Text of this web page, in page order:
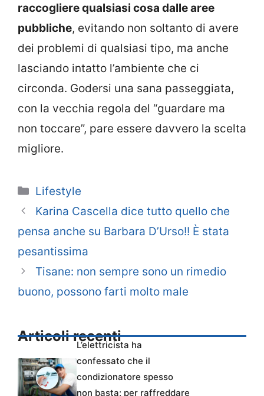
raccogliere qualsiasi cosa dalle aree
pubbliche, evitando non soltanto di avere
dei problemi di qualsiasi tipo, ma anche
lasciando intatto l’ambiente che ci
circonda. Godersi una sana passeggiata,
con la vecchia regola del “guardare ma
non toccare”, pare essere davvero la scelta
migliore.
Categorie
Lifestyle
Karina Cascella dice tutto quello che
pensa anche su Barbara D’Urso!! È stata
pesantissima
Tisane: non sempre sono un rimedio
buono, possono farti molto male
Articoli recenti
L’elettricista ha
confessato che il
condizionatore spesso
non basta: per raffreddare